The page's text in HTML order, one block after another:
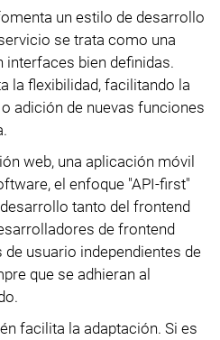
un estilo de desarrollo
se trata como una
interfaces bien definidas.
la flexibilidad, facilitando la
adición de nuevas funciones
web, una aplicación móvil
el enfoque "API-first"
tanto del frontend
de frontend
usuario independientes de
que se adhieran al
facilita la adaptación. Si es